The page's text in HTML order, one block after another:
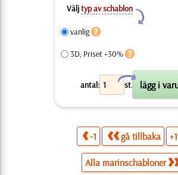
Väljtyp av schablon
Y
vanlig
3D, Priset +30%
antal: st.
X
-1 gå tillbaka +1
Alla marinschabloner